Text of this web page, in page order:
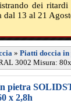
dei
dal 13 al 21
» Piatti doccia
3002 Misura:
pietra
x 2,8h